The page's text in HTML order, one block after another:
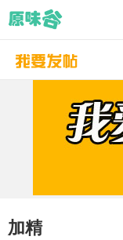
加精